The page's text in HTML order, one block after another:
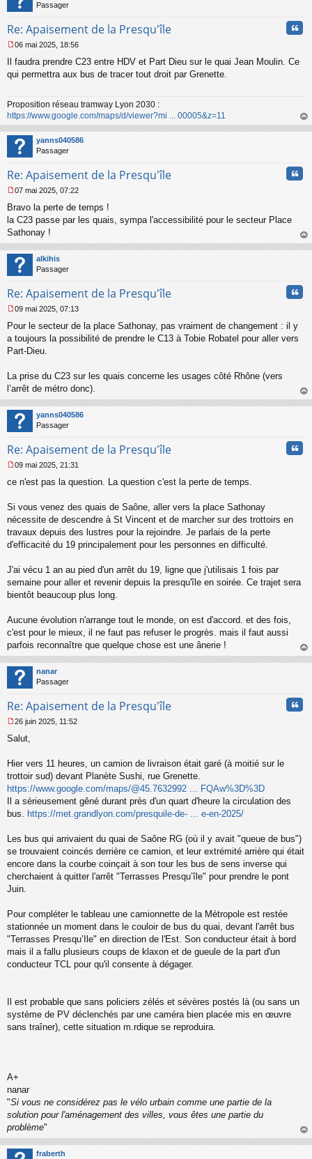
n
l
Passager
Re: Apaisement de la Presqu'île
e
s
g
e
n
o
n
l
06 mai 2025, 18:56
Il faudra prendre C23 entre HDV et Part Dieu sur le quai Jean Moulin. Ce
qui permettra aux bus de tracer tout droit par Grenette.
Proposition réseau tramway Lyon 2030 :
https://www.google.com/maps/d/viewer?mi ... 00005&z=11
au
yanns040586
Passager
Re: Apaisement de la Presqu'île
e
s
s
g
e
n
n
u
07 mai 2025, 07:22
Bravo la perte de temps !
la C23 passe par les quais, sympa l'accessibilité pour le secteur Place
Sathonay !
au
alkihis
Passager
Re: Apaisement de la Presqu'île
e
s
s
e
n
o
n
l
u
09 mai 2025, 07:13
Pour le secteur de la place Sathonay, pas vraiment de changement : il y
a toujours la possibilité de prendre le C13 à Tobie Robatel pour aller vers
Part-Dieu.
La prise du C23 sur les quais concerne les usages côté Rhône (vers
l’arrêt de métro donc).
au
yanns040586
Passager
Re: Apaisement de la Presqu'île
e
s
a
g
e
n
n
u
09 mai 2025, 21:31
ce n'est pas la question. La question c'est la perte de temps.
Si vous venez des quais de Saône, aller vers la place Sathonay
nécessite de descendre à St Vincent et de marcher sur des trottoirs en
travaux depuis des lustres pour la rejoindre. Je parlais de la perte
d'efficacité du 19 principalement pour les personnes en difficulté.
J'ai vécu 1 an au pied d'un arrêt du 19, ligne que j'utilisais 1 fois par
semaine pour aller et revenir depuis la presqu'île en soirée. Ce trajet sera
bientôt beaucoup plus long.
Aucune évolution n'arrange tout le monde, on est d'accord. et des fois,
c'est pour le mieux, il ne faut pas refuser le progrès. mais il faut aussi
parfois reconnaître que quelque chose est une ânerie !
au
nanar
Passager
Re: Apaisement de la Presqu'île
e
s
g
e
n
o
u
26 juin 2025, 11:52
Salut,
Hier vers 11 heures, un camion de livraison était garé (à moitié sur le
trottoir sud) devant Planète Sushi, rue Grenette.
https://www.google.com/maps/@45.7632992 ... FQAw%3D%3D
Il a sérieusement gêné durant près d'un quart d'heure la circulation des
bus. https://met.grandlyon.com/presquile-de- ... e-en-2025/
Les bus qui arrivaient du quai de Saône RG (où il y avait "queue de bus")
se trouvaient coincés derrière ce camion, et leur extrémité arrière qui était
encore dans la courbe coinçait à son tour les bus de sens inverse qui
cherchaient à quitter l'arrêt "Terrasses Presqu’île" pour prendre le pont
Juin.
Pour compléter le tableau une camionnette de la Métropole est restée
stationnée un moment dans le couloir de bus du quai, devant l'arrêt bus
"Terrasses Presqu’Ile" en direction de l'Est. Son conducteur était à bord
mais il a fallu plusieurs coups de klaxon et de gueule de la part d'un
conducteur TCL pour qu'il consente à dégager.
Il est probable que sans policiers zélés et sévères postés là (ou sans un
système de PV déclenchés par une caméra bien placée mis en œuvre
sans traîner), cette situation m.rdique se reproduira.
A+
nanar
"Si vous ne considérez pas le vélo urbain comme une partie de la
solution pour l'aménagement des villes, vous êtes une partie du
problème"
au
fraberth